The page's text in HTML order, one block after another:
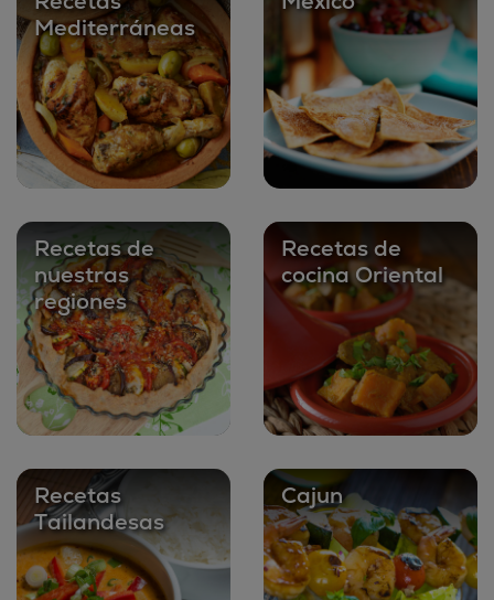
Mediterráneas
Recetas de
nuestras
regiones
Recetas de
cocina Oriental
Recetas
Tailandesas
Cajun